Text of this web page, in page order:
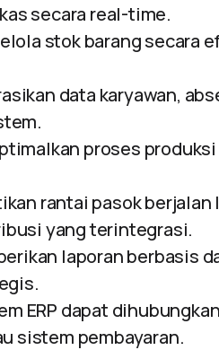
secara real-time.
stok barang secara
data karyawan,
proses
rantai pasok berjalan
yang terintegrasi.
laporan berbasis
ERP dapat
sistem pembayaran.